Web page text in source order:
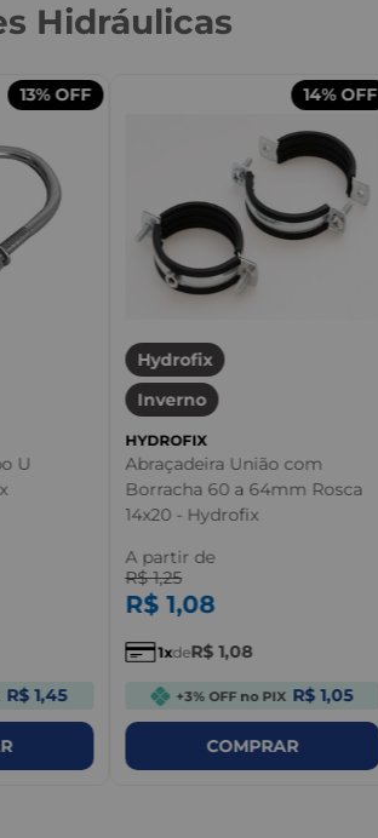
Hidráulicas
13%OFF
U
R$ 1,45
14%OFF
Hydrofix
Inverno
HYDROFIX
Abraçadeira União com
Borracha 60 a 64mm Rosca
14x20 - Hydrofix
A partir de
R$ 1,25
R$ 1,08
1 deR$ 1,08
+3% OFF no PIX R$ 1,05
COMPRAR